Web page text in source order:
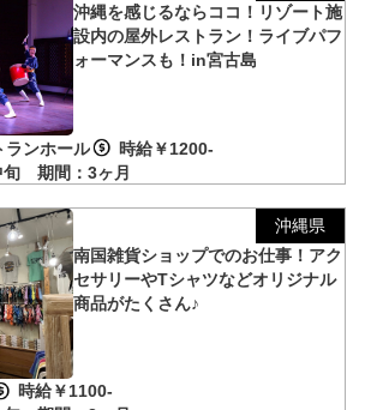
沖縄を感じるならココ！リゾート施
設内の屋外レストラン！ライブパフ
ォーマンスも！in宮古島
ランホール
時給￥1200-
旬 期間：3ヶ月
沖縄県
南国雑貨ショップでのお仕事！アク
セサリーやTシャツなどオリジナル
商品がたくさん♪
時給￥1100-